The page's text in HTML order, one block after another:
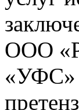
ООО
«УФС»